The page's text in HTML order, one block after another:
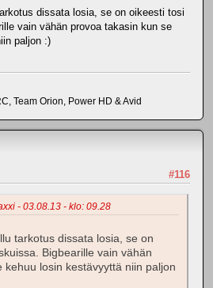
dissata losia, se on oikeesti tosi
vain vähän provoa takasin kun se
paljon :)
Team Orion, Power HD & Avid
#116
- 03.08.13 - klo: 09.28
tarkotus dissata losia, se on
Bigbearille vain vähän
kehuu losin kestävyyttä niin paljon